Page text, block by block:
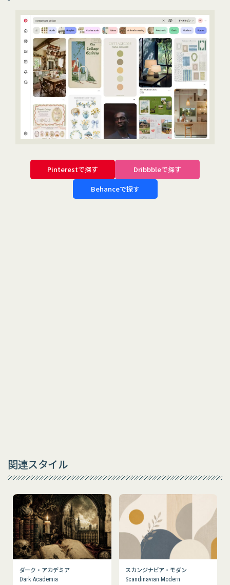
Pinterestで探す
Dribbbleで探す
Behanceで探す
関連スタイル
ダーク・アカデミア
Dark Academia
スカンジナビア・モダン
Scandinavian Modern